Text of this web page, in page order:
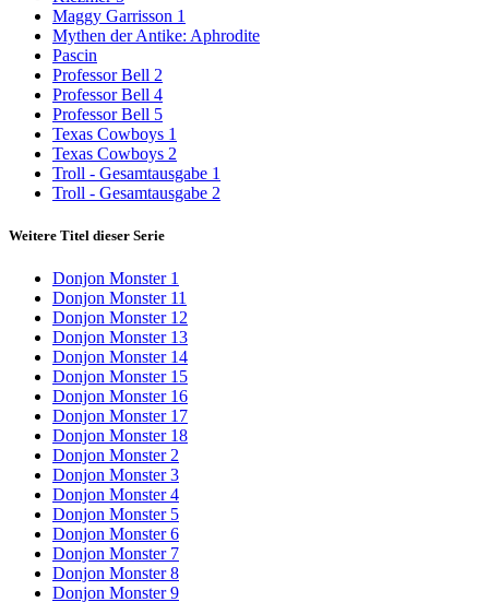
Maggy Garrisson 1
Mythen der Antike: Aphrodite
Pascin
Professor Bell 2
Professor Bell 4
Professor Bell 5
Texas Cowboys 1
Texas Cowboys 2
Troll - Gesamtausgabe 1
Troll - Gesamtausgabe 2
Weitere Titel dieser Serie
Donjon Monster 1
Donjon Monster 11
Donjon Monster 12
Donjon Monster 13
Donjon Monster 14
Donjon Monster 15
Donjon Monster 16
Donjon Monster 17
Donjon Monster 18
Donjon Monster 2
Donjon Monster 3
Donjon Monster 4
Donjon Monster 5
Donjon Monster 6
Donjon Monster 7
Donjon Monster 8
Donjon Monster 9